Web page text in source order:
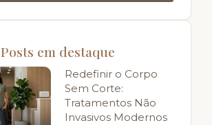
Posts em destaque
Redefinir o Corpo
Sem Corte:
Tratamentos Não
Invasivos Modernos